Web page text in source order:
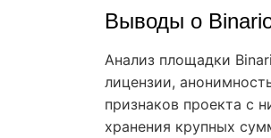
Выводы о
Анализ площадки
лицензии,
признаков проекта с
хранения крупных